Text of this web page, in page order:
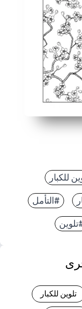
للكبار
#التأمل
تلوين للكبار